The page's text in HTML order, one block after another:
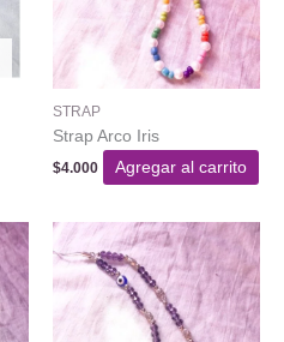
STRAP
Strap Arco Iris
$4.000 Agregar al carrito